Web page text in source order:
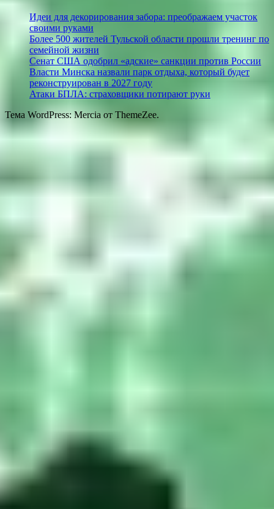
Идеи для декорирования забора: преображаем участок
своими руками
Более 500 жителей Тульской области прошли тренинг по
семейной жизни
Сенат США одобрил «адские» санкции против России
Власти Минска назвали парк отдыха, который будет
реконструирован в 2027 году
Атаки БПЛА: страховщики потирают руки
Тема WordPress: Mercia от ThemeZee.